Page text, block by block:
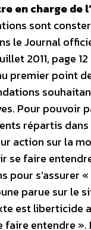
en charge de
sont
le Journal
2011, page
point
Pour pouvoir
répartis
action sur la
faire
s’assurer
parue sur le
est liberticide
entendre